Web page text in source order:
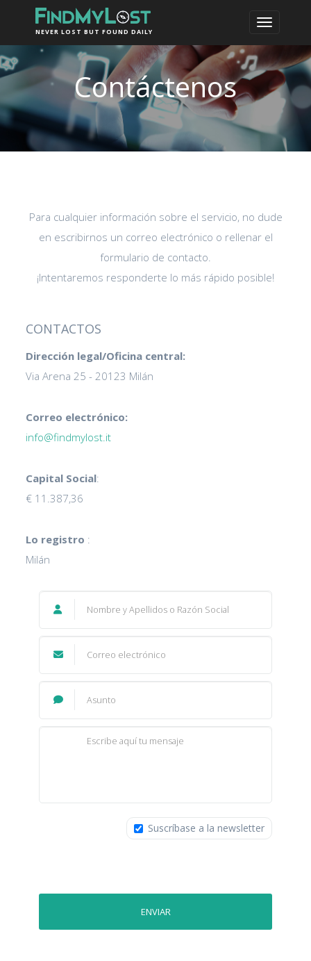
NEVER LOST BUT FOUND DAILY
Contáctenos
Para cualquier información sobre el servicio, no dude
en escribirnos un correo electrónico o rellenar el
formulario de contacto.
¡Intentaremos responderte lo más rápido posible!
CONTACTOS
Dirección legal/Oficina central:
Via Arena 25 - 20123 Milán
Correo electrónico:
info@findmylost.it
Capital Social:
€ 11.387,36
Lo registro :
Milán
Suscríbase a la newsletter